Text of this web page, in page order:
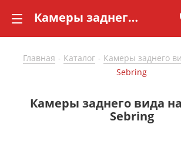
Камеры заднего вида на Chrysler Sebring купить по доступной цене - CarBaza
Главная - Каталог - Камеры заднего
Sebring
Камеры заднего вида
Sebring